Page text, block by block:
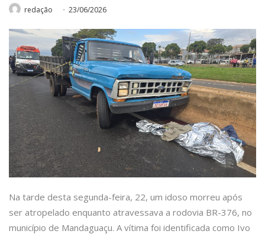
redação 23/06/2026
Na tarde desta segunda-feira, 22, um idoso morreu após
ser atropelado enquanto atravessava a rodovia BR-376, no
município de Mandaguaçu. A vítima foi identificada como Ivo